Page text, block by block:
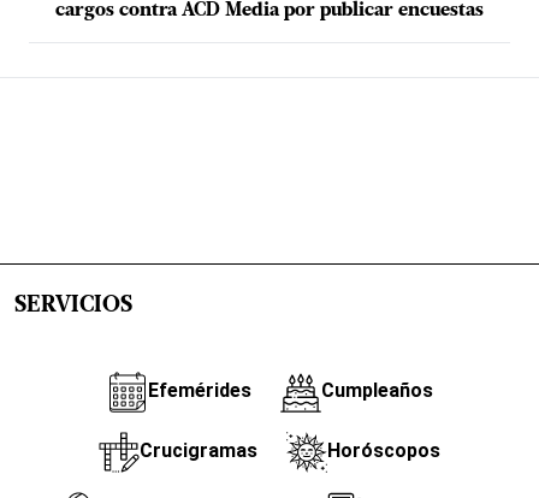
cargos contra ACD Media por publicar encuestas
SERVICIOS
Efemérides Cumpleaños
Crucigramas Horóscopos